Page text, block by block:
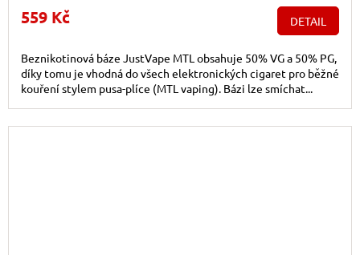
559 Kč DETAIL
Beznikotinová báze JustVape MTL obsahuje 50% VG a 50% PG,
díky tomu je vhodná do všech elektronických cigaret pro běžné
kouření stylem pusa-plíce (MTL vaping). Bázi lze smíchat...